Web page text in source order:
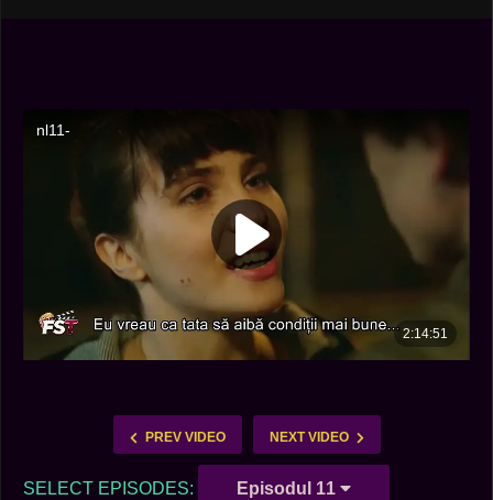
PREV VIDEO NEXT VIDEO
SELECT EPISODES: Episodul 11